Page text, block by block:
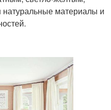
материалы и